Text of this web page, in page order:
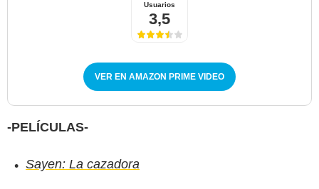
Usuarios
3,5
VER EN AMAZON PRIME VIDEO
-PELÍCULAS-
Sayen: La cazadora